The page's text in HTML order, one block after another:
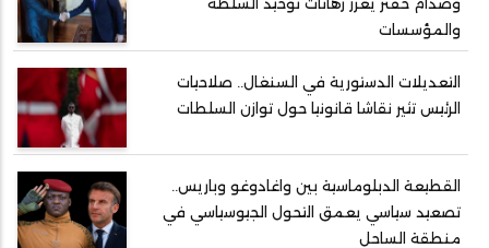
والمؤسسات
التعديلات الدستورية في السنغال.. صلاحيات
الرئيس تثير نقاشا قانونيا حول توازن السلطات
القطيعة الدبلوماسية بين واغادوغو وباريس..
تصعيد سياسي يعمق التحول الجيوسياسي في
منطقة الساحل